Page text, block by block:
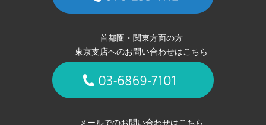
首都圏・関東方面の方
東京支店へのお問い合わせはこちら
メールでのお問い合わせはこちら